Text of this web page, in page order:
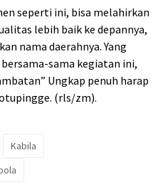
seperti ini, bisa melahirkan
lebih baik ke depannya,
nama daerahnya. Yang
sama kegiatan ini,
Ungkap penuh harap
(rls/zm).
Kabila